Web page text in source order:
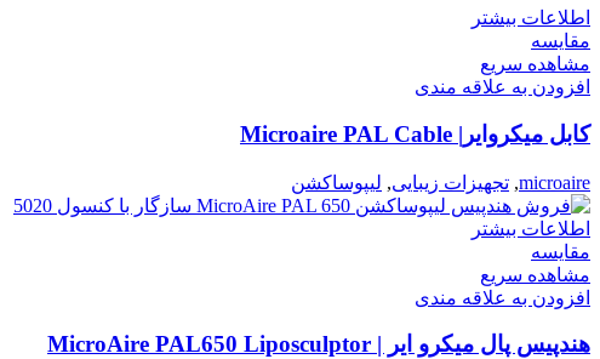
اطلاعات بیشتر
مقایسه
مشاهده سریع
افزودن به علاقه مندی
کابل میکروایر| Microaire PAL Cable
microaire
, تجهیزات زیبایی, لیپوساکشن
اطلاعات بیشتر
مقایسه
مشاهده سریع
افزودن به علاقه مندی
هندپیس پال میکرو ایر | MicroAire PAL650 Liposculptor